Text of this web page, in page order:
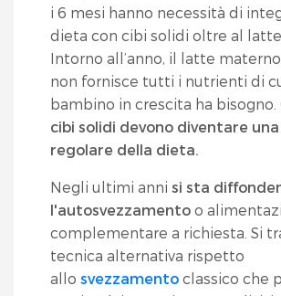
i 6 mesi hanno necessità di
dieta con cibi solidi oltre al
Intorno all’anno, il latte
non fornisce tutti i nutrienti di
bambino in crescita ha bisogno.
cibi solidi devono diventare
regolare della dieta.
Negli ultimi anni si sta
l'autosvezzamento o
complementare a richiesta. Si
tecnica alternativa rispetto
allo svezzamento classico che